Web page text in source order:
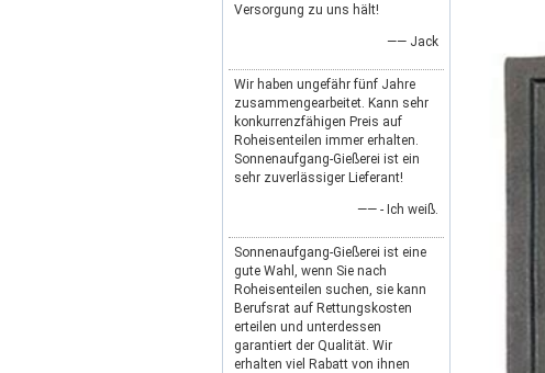
Versorgung zu uns hält!
—— Jack
Wir haben ungefähr fünf Jahre
zusammengearbeitet. Kann sehr
konkurrenzfähigen Preis auf
Roheisenteilen immer erhalten.
Sonnenaufgang-Gießerei ist ein
sehr zuverlässiger Lieferant!
—— - Ich weiß.
Sonnenaufgang-Gießerei ist eine
gute Wahl, wenn Sie nach
Roheisenteilen suchen, sie kann
Berufsrat auf Rettungskosten
erteilen und unterdessen
garantiert der Qualität. Wir
erhalten viel Rabatt von ihnen